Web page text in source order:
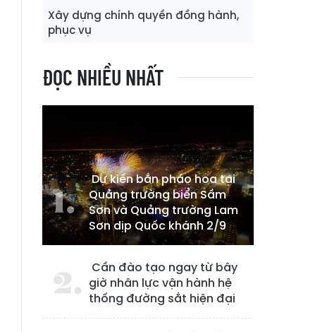
Xây dựng chính quyền đồng hành,
phục vụ
ĐỌC NHIỀU NHẤT
Dự kiến bắn pháo hoa tại
Quảng trường biển Sầm
Sơn và Quảng trường Lam
Sơn dịp Quốc khánh 2/9
Cần đào tạo ngay từ bây
giờ nhân lực vận hành hệ
thống đường sắt hiện đại